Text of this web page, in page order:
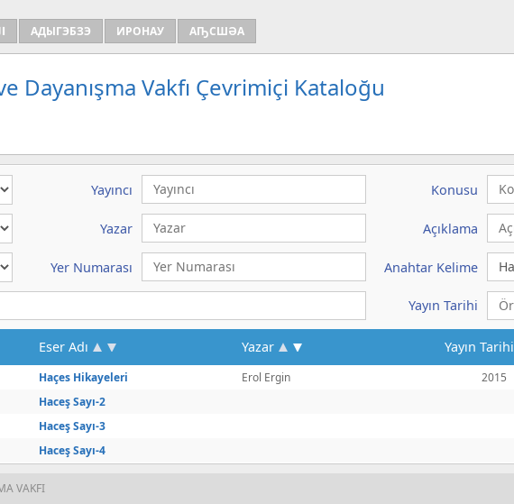
АДЫГЭБЗЭ ИРОНАУ АҦСШӘА
Dayanışma Vakfı Çevrimiçi Kataloğu
Yayıncı Konusu
Yazar Açıklama
Yer Numarası Anahtar Kelime
Yayın Tarihi
Eser Adı Yazar Yayın Tarihi
Haçes Hikayeleri Erol Ergin 2015
Haceş Sayı-2
Haceş Sayı-3
Haceş Sayı-4
VAKFI